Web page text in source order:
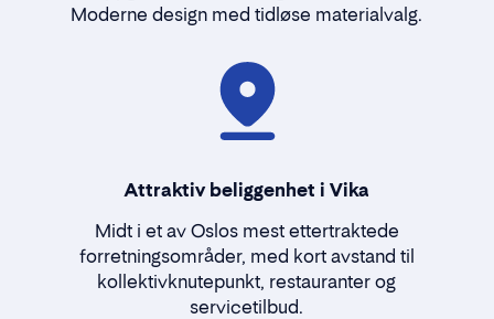
Moderne design med tidløse materialvalg.
Attraktiv beliggenhet i Vika
Midt i et av Oslos mest ettertraktede
forretningsområder, med kort avstand til
kollektivknutepunkt, restauranter og
servicetilbud.